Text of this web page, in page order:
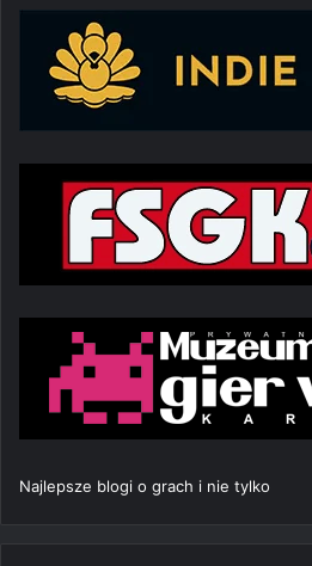
Najlepsze blogi o grach i nie tylko